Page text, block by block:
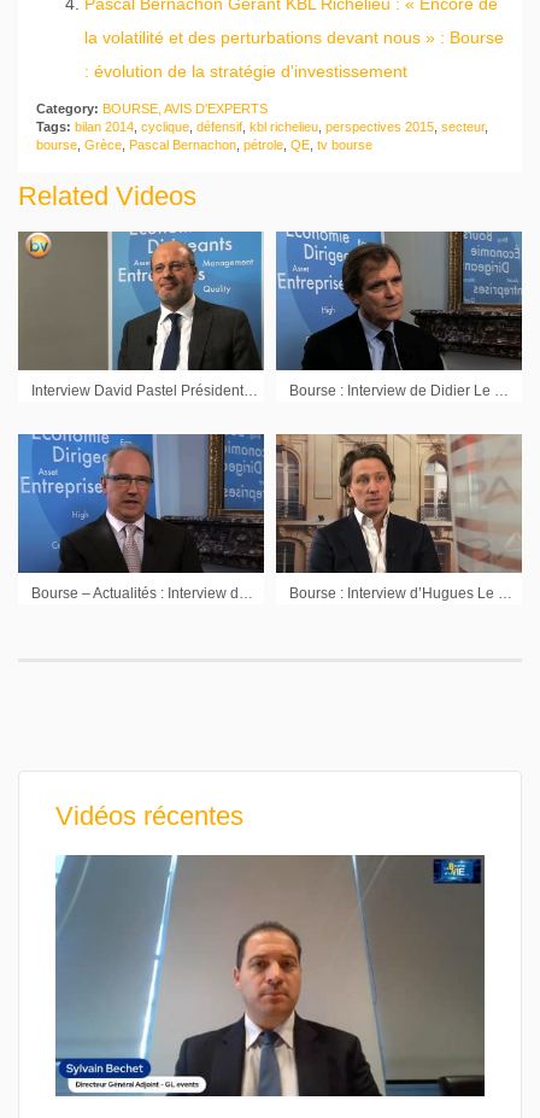
la volatilité et des perturbations devant nous » : Bourse
: évolution de la stratégie d'investissement
Category: BOURSE, AVIS D'EXPERTS
Tags: bilan 2014 cyclique défensif kbl richelieu perspectives 2015 secteur,
bourse Grèce Pascal Bernachon pétrole QE tv bourse
Related Videos
Interview David Pastel Président Pastel & Associés Bourse : Interview de Didier Le Menestrel Président de Financière de l’Echiquier
Vidéos récentes